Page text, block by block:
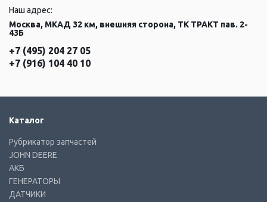
Наш адрес:
Москва, МКАД 32 км, внешняя сторона, ТК ТРАКТ пав. 2-
43Б
+7 (495) 204 27 05
+7 (916) 104 40 10
Каталог
Рубрикатор запчастей
JOHN DEERE
АКБ
ГЕНЕРАТОРЫ
ДАТЧИКИ